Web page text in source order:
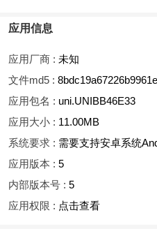
应用信息
应用厂商 : 未知
文件md5 :
应用包名 : uni.UNIBB46E33
应用大小 : 11.00MB
系统要求 : 需要支持安卓系统
应用版本 : 5
内部版本号 : 5
应用权限 : 点击查看